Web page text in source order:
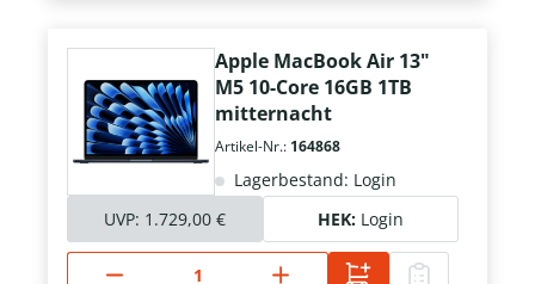
Apple MacBook Air 13"
M5 10-Core 16GB 1TB
mitternacht
Artikel-Nr.: 164868
Lagerbestand: Login
UVP: 1.729,00 € HEK: Login